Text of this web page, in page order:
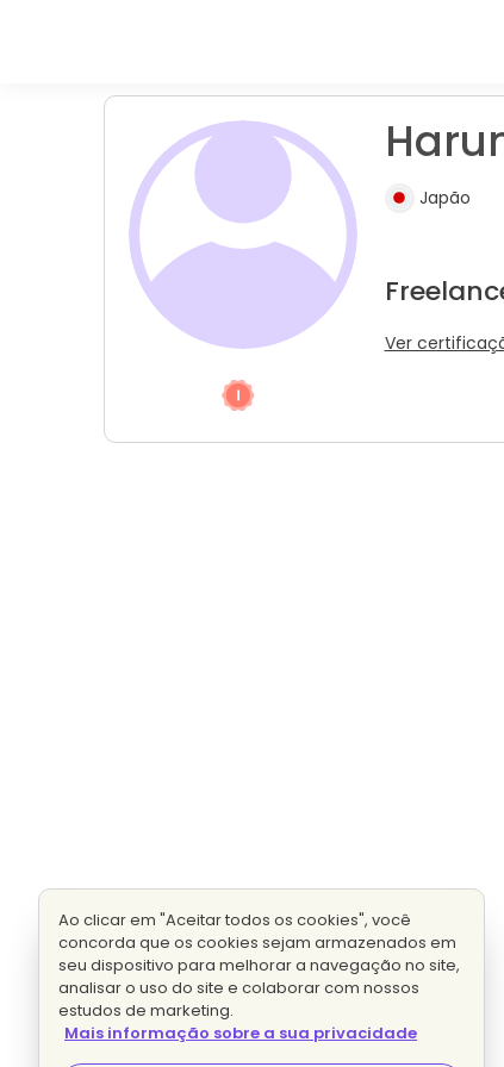
Japão
Ver
Ao clicar em "Aceitar todos os cookies", você
concorda que os cookies sejam armazenados em
seu dispositivo para melhorar a navegação no site,
analisar o uso do site e colaborar com nossos
estudos de marketing.
Mais informação sobre a sua privacidade